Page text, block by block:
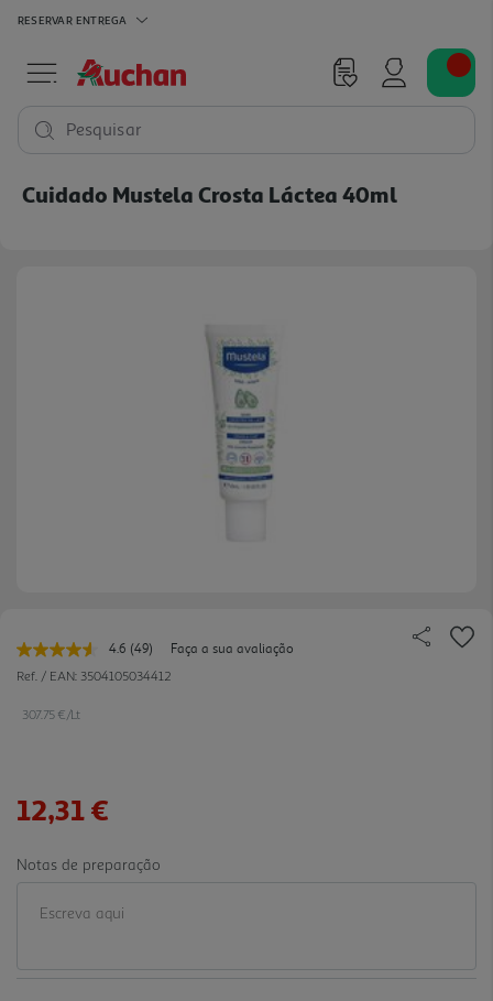
RESERVAR ENTREGA
Pesquisar
Cuidado Mustela Crosta Láctea 40ml
4.6 Leu
49
(49)
Faça a sua avaliação
Ref. / EAN: 3504105034412
307.75 €/Lt
12,31 €
Notas de preparação